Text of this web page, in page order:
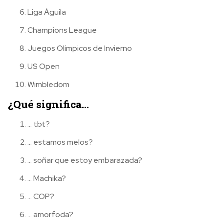
Liga Águila
Champions League
Juegos Olímpicos de Invierno
US Open
Wimbledom
¿Qué significa…
… tbt?
… estamos melos?
… soñar que estoy embarazada?
… Machika?
… COP?
… amorfoda?